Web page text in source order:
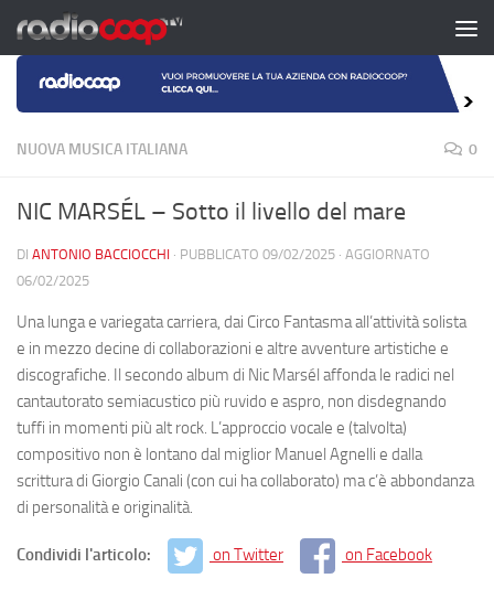
Salta al contenuto
NUOVA MUSICA ITALIANA 0
NIC MARSÉL – Sotto il livello del mare
DI ANTONIO BACCIOCCHI · PUBBLICATO 09/02/2025 · AGGIORNATO
06/02/2025
Una lunga e variegata carriera, dai Circo Fantasma all’attività solista
e in mezzo decine di collaborazioni e altre avventure artistiche e
discografiche. Il secondo album di Nic Marsél affonda le radici nel
cantautorato semiacustico più ruvido e aspro, non disdegnando
tuffi in momenti più alt rock. L’approccio vocale e (talvolta)
compositivo non è lontano dal miglior Manuel Agnelli e dalla
scrittura di Giorgio Canali (con cui ha collaborato) ma c’è abbondanza
di personalità e originalità.
Condividi l'articolo: on Twitter on Facebook